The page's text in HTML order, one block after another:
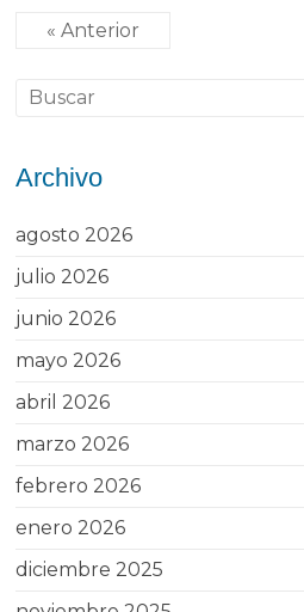
« Anterior
Archivo
agosto 2026
julio 2026
junio 2026
mayo 2026
abril 2026
marzo 2026
febrero 2026
enero 2026
diciembre 2025